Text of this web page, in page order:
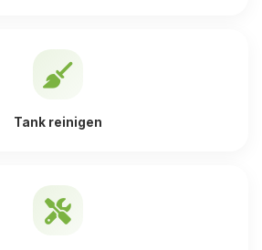
Tank reinigen